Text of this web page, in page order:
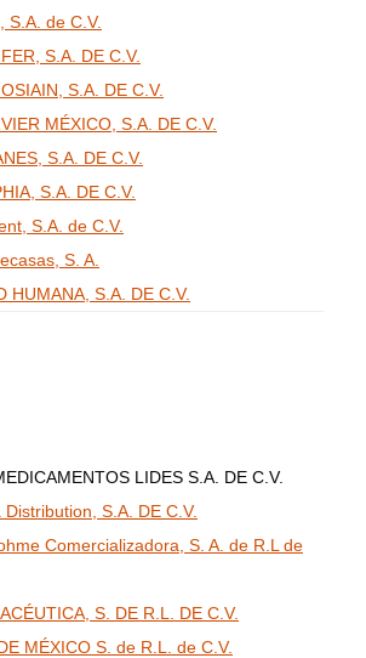
S.A. de C.V.
S.A. DE C.V.
S.A. DE C.V.
MÉXICO, S.A. DE C.V.
S.A. DE C.V.
S.A. DE C.V.
S.A. de C.V.
S. A.
HUMANA, S.A. DE C.V.
LIDES S.A. DE C.V.
S.A. DE C.V.
Comercializadora, S. A. de R.L de
S. DE R.L. DE C.V.
MÉXICO S. de R.L. de C.V.